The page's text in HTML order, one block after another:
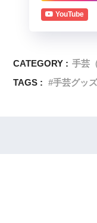
YouTube
CATEGORY : 手芸
TAGS :
手芸グッ